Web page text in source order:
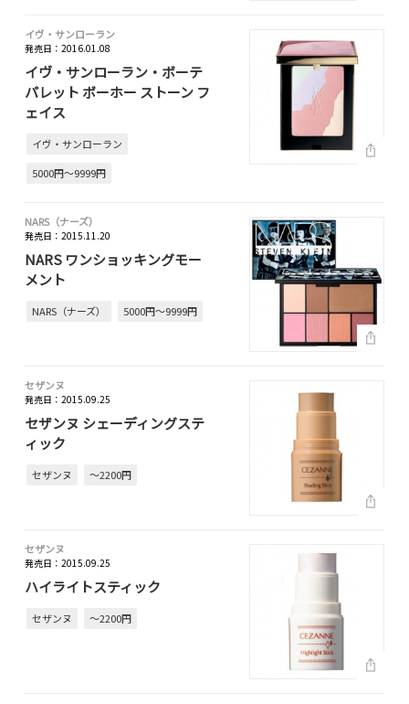
イヴ・サンローラン
発売日：2016.01.08
イヴ・サンローラン・ボーテ
パレット ボーホー ストーン フ
ェイス
イヴ・サンローラン
5000円～9999円
NARS（ナーズ）
発売日：2015.11.20
NARS ワンショッキングモー
メント
NARS（ナーズ） 5000円～9999円
セザンヌ
発売日：2015.09.25
セザンヌ シェーディングステ
ィック
セザンヌ ～2200円
セザンヌ
発売日：2015.09.25
ハイライトスティック
セザンヌ ～2200円